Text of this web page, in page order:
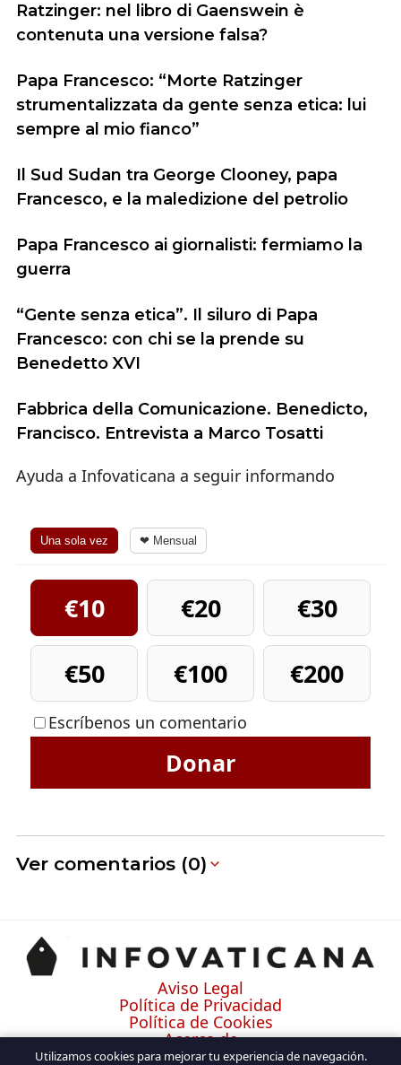
Ratzinger: nel libro di Gaenswein è
contenuta una versione falsa?
Papa Francesco: “Morte Ratzinger
strumentalizzata da gente senza etica: lui
sempre al mio fianco”
Il Sud Sudan tra George Clooney, papa
Francesco, e la maledizione del petrolio
Papa Francesco ai giornalisti: fermiamo la
guerra
“Gente senza etica”. Il siluro di Papa
Francesco: con chi se la prende su
Benedetto XVI
Fabbrica della Comunicazione. Benedicto,
Francisco. Entrevista a Marco Tosatti
Ayuda a Infovaticana a seguir informando
Una sola vez ❤ Mensual
€10 €20
€30
€50
€100 €200
Escríbenos un comentario
Donar
Ver comentarios (0)
Aviso Legal
Política de Privacidad
Política de Cookies
Acerca de
Contacto
Utilizamos cookies para mejorar tu experiencia de navegación.